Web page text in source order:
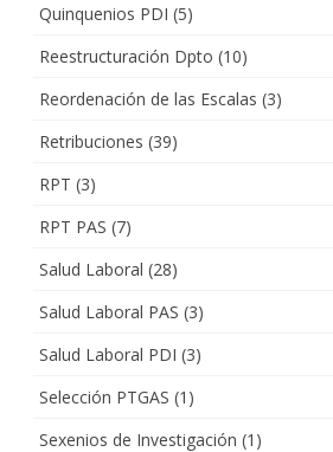
Quinquenios PDI (5)
Reestructuración Dpto (10)
Reordenación de las Escalas (3)
Retribuciones (39)
RPT (3)
RPT PAS (7)
Salud Laboral (28)
Salud Laboral PAS (3)
Salud Laboral PDI (3)
Selección PTGAS (1)
Sexenios de Investigación (1)